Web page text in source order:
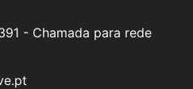
- Chamada para rede